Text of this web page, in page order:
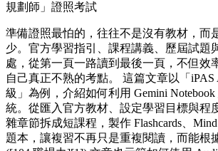
規劃師」證照考試
準備證照最怕的，往往不是沒有教材，而
少。官方學習指引、課程講義、歷屆試題
處，從第一頁一路讀到最後一頁，不但效
自己真正不熟的考點。 這篇文章以「
級」為例，介紹如何利用 Gemini
統。從匯入官方教材、設定學習目標與程
雜章節拆成短課程，製作 Flashcards、
題本，讓複習不再只是重複閱讀，而能根